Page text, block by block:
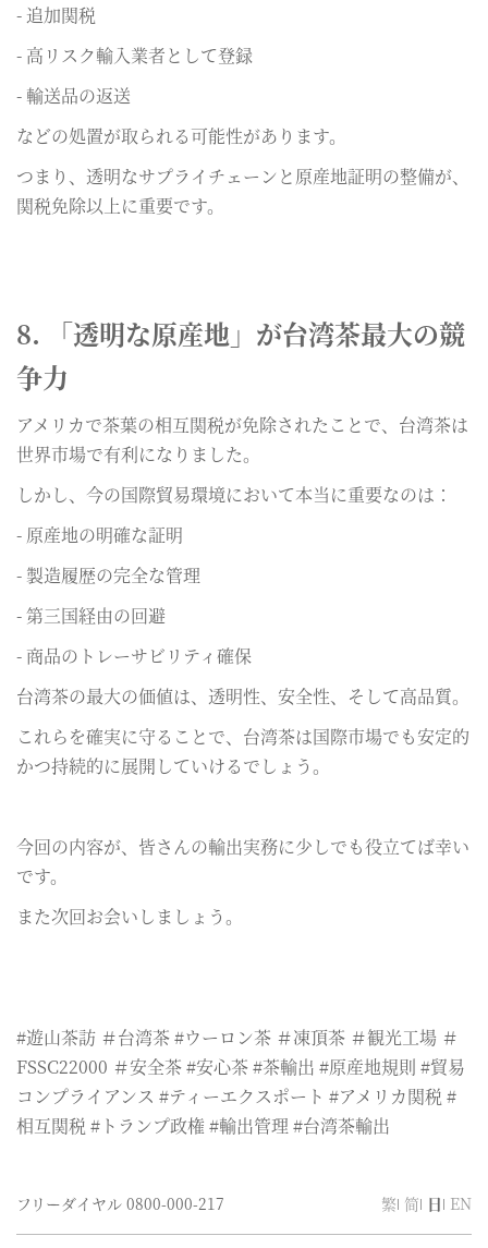
- 追加関税
- 高リスク輸入業者として登録
- 輸送品の返送
などの処置が取られる可能性があります。
つまり、透明なサプライチェーンと原産地証明の整備が、
関税免除以上に重要です。
8. 「透明な原産地」が台湾茶最大の競
争力
アメリカで茶葉の相互関税が免除されたことで、台湾茶は
世界市場で有利になりました。
しかし、今の国際貿易環境において本当に重要なのは：
- 原産地の明確な証明
- 製造履歴の完全な管理
- 第三国経由の回避
- 商品のトレーサビリティ確保
台湾茶の最大の価値は、透明性、安全性、そして高品質。
これらを確実に守ることで、台湾茶は国際市場でも安定的
かつ持続的に展開していけるでしょう。
今回の内容が、皆さんの輸出実務に少しでも役立てば幸い
です。
また次回お会いしましょう。
#遊山茶訪 ＃台湾茶 #ウーロン茶 ＃凍頂茶 ＃観光工場 ＃
FSSC22000 ＃安全茶 #安心茶 #茶輸出 #原産地規則 #貿易
コンプライアンス #ティーエクスポート #アメリカ関税 #
相互関税 #トランプ政権 #輸出管理 #台湾茶輸出
フリーダイヤル 0800-000-217 繁 简 日 EN